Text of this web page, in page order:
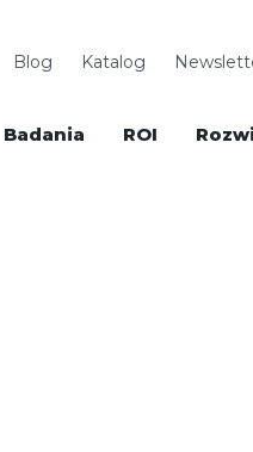
Blog Katalog
Badania ROI